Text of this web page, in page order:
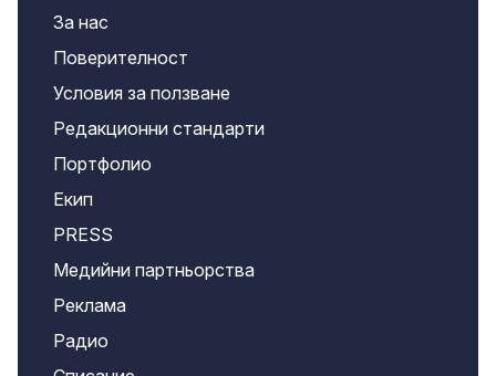
За нас
Поверителност
Условия за ползване
Редакционни стандарти
Портфолио
Екип
PRESS
Медийни партньорства
Реклама
Радио